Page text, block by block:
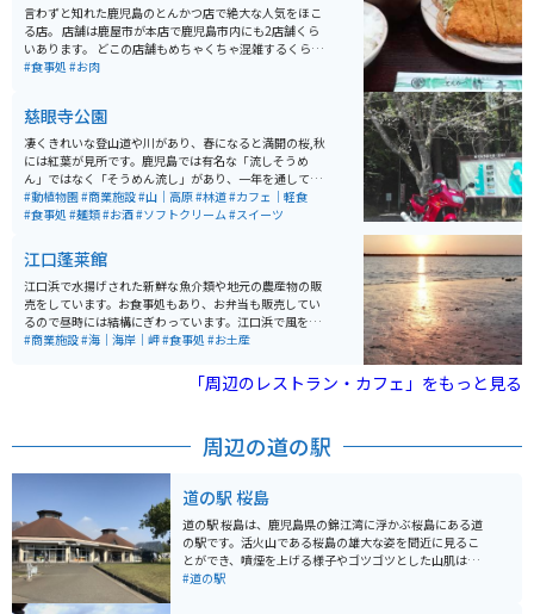
言わずと知れた鹿児島のとんかつ店で絶大な人気をほこ
る店。 店舗は鹿屋市が本店で鹿児島市内にも2店舗くら
いあります。 どこの店舗もめちゃくちゃ混雑するくらい
の人気店です。 お値段もリーズナブルでとにかくおいし
#食事処 #お肉
慈眼寺公園
凄くきれいな登山道や川があり、春になると満開の桜,秋
には紅葉が見所です。鹿児島では有名な「流しそうめ
ん」ではなく「そうめん流し」があり、一年を通してそ
うめんが楽しめます。そうめんと一緒に、ニジマスなど
の清流にしか生息しない魚も楽しめます。
#動植物園#商業施設#山｜高原#林道#カフェ｜軽食
#食事処 #麺類#お酒#ソフトクリーム#スイーツ
江口蓬莱館
江口浜で水揚げされた新鮮な魚介類や地元の農産物の販
売をしています。お食事処もあり、お弁当も販売してい
るので昼時には結構にぎわっています。江口浜で風を感
じながら休憩するのにぴったりなので、ライダーも多く
#商業施設#海｜海岸｜岬#食事処 #お土産
「周辺のレストラン・カフェ」をもっと見る
周辺の道の駅
道の駅 桜島
道の駅 桜島は、鹿児島県の錦江湾に浮かぶ桜島にある道
の駅です。活火山である桜島の雄大な姿を間近に見るこ
とができ、噴煙を上げる様子やゴツゴツとした山肌は迫
力満点です。 道の駅には、レストランや特産品販売所が
#道の駅